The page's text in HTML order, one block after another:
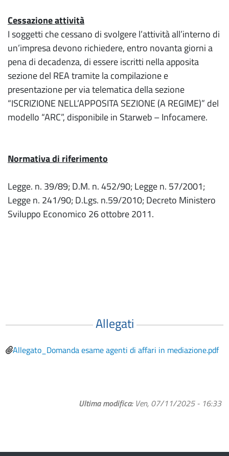
Cessazione attività
I soggetti che cessano di svolgere l’attività all’interno di
un’impresa devono richiedere, entro novanta giorni a
pena di decadenza, di essere iscritti nella apposita
sezione del REA tramite la compilazione e
presentazione per via telematica della sezione
“ISCRIZIONE NELL’APPOSITA SEZIONE (A REGIME)” del
modello “ARC”, disponibile in Starweb – Infocamere.
Normativa di riferimento
Legge. n. 39/89; D.M. n. 452/90; Legge n. 57/2001;
Legge n. 241/90; D.Lgs. n.59/2010; Decreto Ministero
Sviluppo Economico 26 ottobre 2011.
Allegati
File
Allegato_Domanda esame agenti di affari in mediazione.pdf
Ultima modifica Ven, 07/11/2025 - 16:33